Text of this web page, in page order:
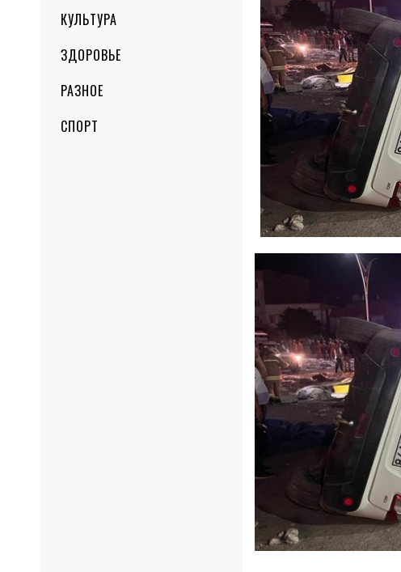
КУЛЬТУРА
ЗДОРОВЬЕ
РАЗНОЕ
СПОРТ